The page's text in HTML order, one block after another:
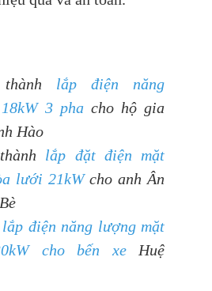
thành lắp điện năng
3 pha cho hộ gia
Hào
lắp đặt điện mặt
lưới 21kWcho anh Ân
lắp điện năng lượng mặt
cho bến xeHuệ